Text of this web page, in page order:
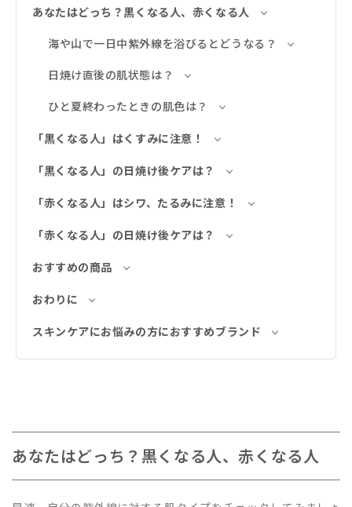
あなたはどっち？黒くなる人、赤くなる人
海や山で一日中紫外線を浴びるとどうなる？
日焼け直後の肌状態は？
ひと夏終わったときの肌色は？
「黒くなる人」はくすみに注意！
「黒くなる人」の日焼け後ケアは？
「赤くなる人」はシワ、たるみに注意！
「赤くなる人」の日焼け後ケアは？
おすすめの商品
おわりに
スキンケアにお悩みの方におすすめブランド
あなたはどっち？黒くなる人、赤くなる人